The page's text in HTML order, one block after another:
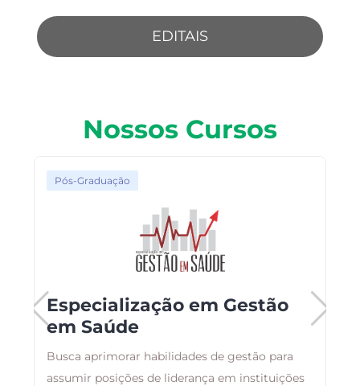
EDITAIS
Nossos Cursos
Pós-Graduação
Especialização em Gestão
em Saúde
Busca aprimorar habilidades de gestão para
assumir posições de liderança em instituições